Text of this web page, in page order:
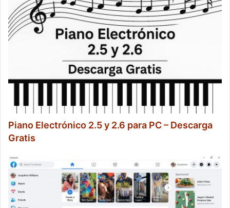
Piano Electrónico 2.5 y 2.6 para PC – Descarga
Gratis